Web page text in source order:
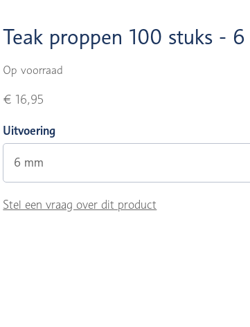
Teak proppen 100 stuks -
Op voorraad
€ 16,95
Uitvoering
6 mm
Stel een vraag over dit product